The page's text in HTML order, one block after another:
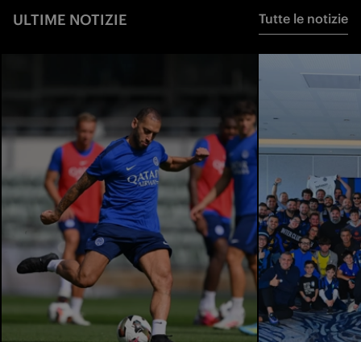
ULTIME NOTIZIE Tutte le notizie